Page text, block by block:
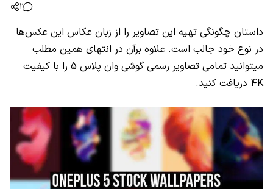
2
داستان چگونگی تهیه این تصاویر را از زبان عکاس این عکس‌ها
در نوع خود جالب است. علاوه برآن در انتهای همین مطلب
میتوانید تمامی تصاویر رسمی گوشی وان پلاس 5 را با کیفیت
4K دریافت کنید.